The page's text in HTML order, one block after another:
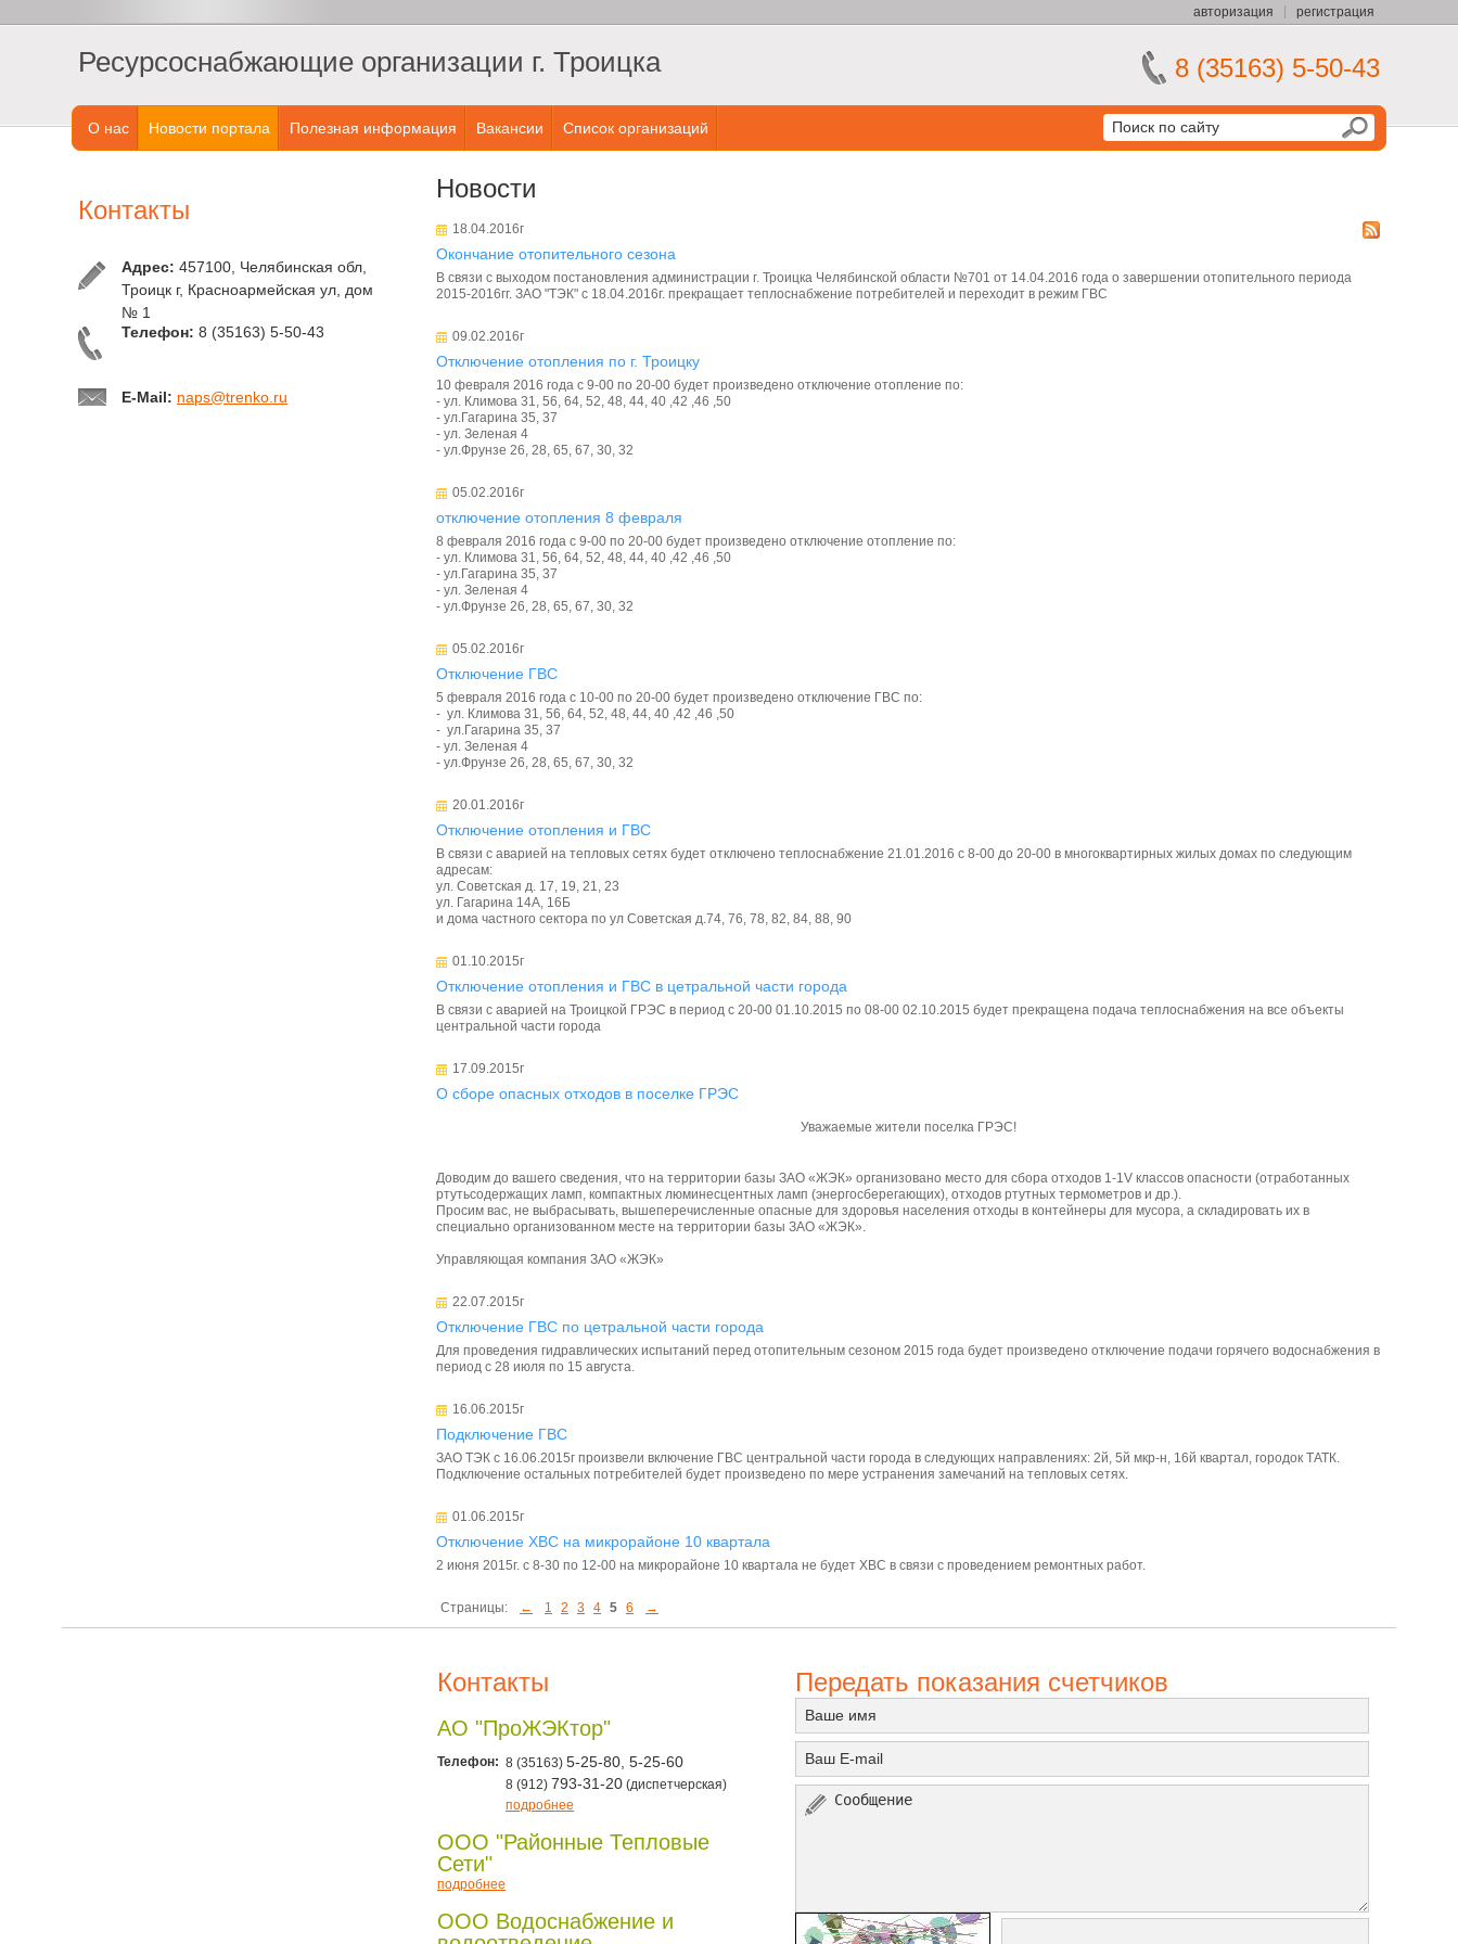
авторизация регистрация
Ресурсоснабжающие организации г. Троицка 8 (35163) 5-50-43
О нас Новости портала Полезная информация Вакансии Список организаций
Контакты
Адрес: 457100, Челябинская обл,
Троицк г, Красноармейская ул, дом
№ 1
Телефон: 8 (35163) 5-50-43
E-Mail: naps@trenko.ru
Новости
18.04.2016г
Окончание отопительного сезона
В связи с выходом постановления администрации г. Троицка Челябинской области №701 от 14.04.2016 года о завершении отопительного периода
2015-2016гг. ЗАО "ТЭК" с 18.04.2016г. прекращает теплоснабжение потребителей и переходит в режим ГВС
09.02.2016г
Отключение отопления по г. Троицку
10 февраля 2016 года с 9-00 по 20-00 будет произведено отключение отопление по:
- ул. Климова 31, 56, 64, 52, 48, 44, 40 ,42 ,46 ,50
- ул.Гагарина 35, 37
- ул. Зеленая 4
- ул.Фрунзе 26, 28, 65, 67, 30, 32
05.02.2016г
отключение отопления 8 февраля
8 февраля 2016 года с 9-00 по 20-00 будет произведено отключение отопление по:
- ул. Климова 31, 56, 64, 52, 48, 44, 40 ,42 ,46 ,50
- ул.Гагарина 35, 37
- ул. Зеленая 4
- ул.Фрунзе 26, 28, 65, 67, 30, 32
05.02.2016г
Отключение ГВС
5 февраля 2016 года с 10-00 по 20-00 будет произведено отключение ГВС по:
- ул. Климова 31, 56, 64, 52, 48, 44, 40 ,42 ,46 ,50
- ул.Гагарина 35, 37
- ул. Зеленая 4
- ул.Фрунзе 26, 28, 65, 67, 30, 32
20.01.2016г
Отключение отопления и ГВС
В связи с аварией на тепловых сетях будет отключено теплоснабжение 21.01.2016 с 8-00 до 20-00 в многоквартирных жилых домах по следующим
адресам:
ул. Советская д. 17, 19, 21, 23
ул. Гагарина 14А, 16Б
и дома частного сектора по ул Советская д.74, 76, 78, 82, 84, 88, 90
01.10.2015г
Отключение отопления и ГВС в цетральной части города
В связи с аварией на Троицкой ГРЭС в период с 20-00 01.10.2015 по 08-00 02.10.2015 будет прекращена подача теплоснабжения на все объекты
центральной части города
17.09.2015г
О сборе опасных отходов в поселке ГРЭС
Уважаемые жители поселка ГРЭС!
Доводим до вашего сведения, что на территории базы ЗАО «ЖЭК» организовано место для сбора отходов 1-1V классов опасности (отработанных
ртутьсодержащих ламп, компактных люминесцентных ламп (энергосберегающих), отходов ртутных термометров и др.).
Просим вас, не выбрасывать, вышеперечисленные опасные для здоровья населения отходы в контейнеры для мусора, а складировать их в
специально организованном месте на территории базы ЗАО «ЖЭК».
Управляющая компания ЗАО «ЖЭК»
22.07.2015г
Отключение ГВС по цетральной части города
Для проведения гидравлических испытаний перед отопительным сезоном 2015 года будет произведено отключение подачи горячего водоснабжения в
период с 28 июля по 15 августа.
16.06.2015г
Подключение ГВС
ЗАО ТЭК с 16.06.2015г произвели включение ГВС центральной части города в следующих направлениях: 2й, 5й мкр-н, 16й квартал, городок ТАТК.
Подключение остальных потребителей будет произведено по мере устранения замечаний на тепловых сетях.
01.06.2015г
Отключение ХВС на микрорайоне 10 квартала
2 июня 2015г. с 8-30 по 12-00 на микрорайоне 10 квартала не будет ХВС в связи с проведением ремонтных работ.
Страницы: ← 1 2 3 4 5 6 →
Контакты
АО "ПроЖЭКтор"
Телефон: 8 (35163) 5-25-80, 5-25-60
8 (912) 793-31-20 (диспетчерская)
подробнее
ООО "Районные Тепловые
Сети"
подробнее
ООО Водоснабжение и
Передать показания счетчиков